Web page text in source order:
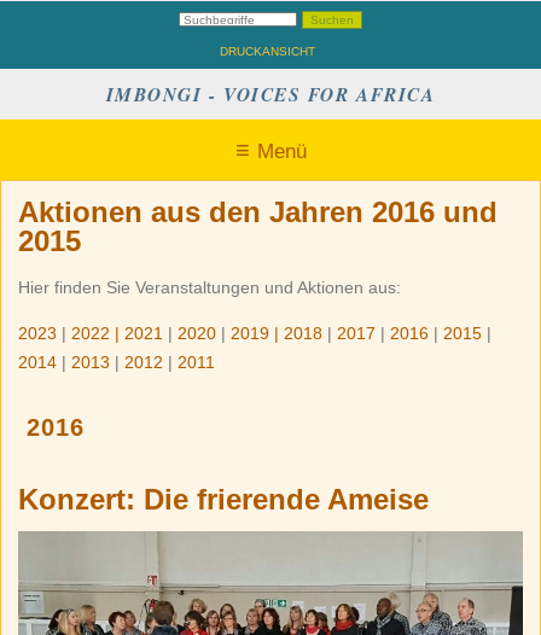
DRUCKANSICHT
IMBONGI - VOICES FOR AFRICA
Menü
Aktionen aus den Jahren 2016 und
2015
Hier finden Sie Veranstaltungen und Aktionen aus:
2023 | 2022 | 2021 | 2020 | 2019 | 2018 | 2017 | 2016 | 2015 |
2014 | 2013 | 2012 | 2011
2016
Konzert: Die frierende Ameise